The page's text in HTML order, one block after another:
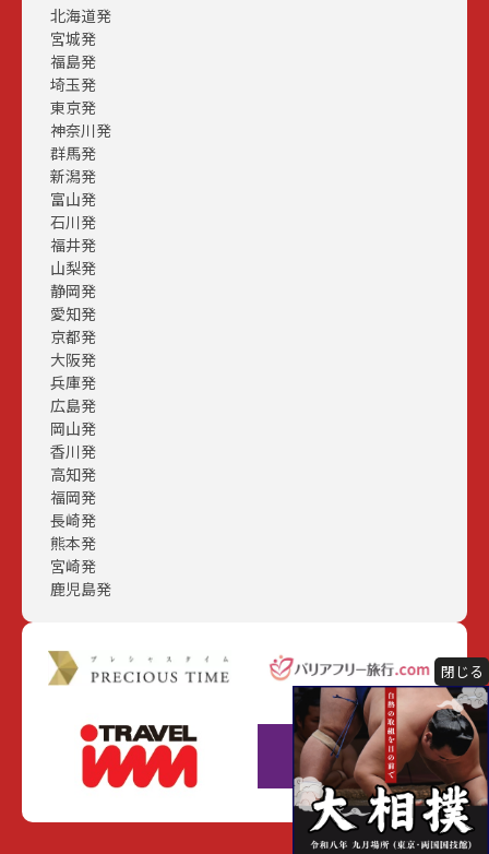
北海道発
宮城発
福島発
埼玉発
東京発
神奈川発
群馬発
新潟発
富山発
石川発
福井発
山梨発
静岡発
愛知発
京都発
大阪発
兵庫発
広島発
岡山発
香川発
高知発
福岡発
長崎発
熊本発
宮崎発
鹿児島発
閉じる